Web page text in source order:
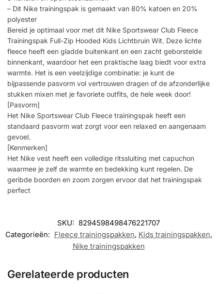
– Dit Nike trainingspak is gemaakt van 80% katoen en 20%
polyester
Bereid je optimaal voor met dit Nike Sportswear Club Fleece
Trainingspak Full-Zip Hooded Kids Lichtbruin Wit. Deze lichte
fleece heeft een gladde buitenkant en een zacht geborstelde
binnenkant, waardoor het een praktische laag biedt voor extra
warmte. Het is een veelzijdige combinatie: je kunt de
bijpassende pasvorm vol vertrouwen dragen of de afzonderlijke
stukken mixen met je favoriete outfits, de hele week door!
[Pasvorm]
Het Nike Sportswear Club Fleece trainingspak heeft een
standaard pasvorm wat zorgt voor een relaxed en aangenaam
gevoel.
[Kenmerken]
Het Nike vest heeft een volledige ritssluiting met capuchon
waarmee je zelf de warmte en bedekking kunt regelen. De
geribde boorden en zoom zorgen ervoor dat het trainingspak
perfect
SKU: 8294598498476221707
Categorieën: Fleece trainingspakken, Kids trainingspakken,
Nike trainingspakken
Gerelateerde producten